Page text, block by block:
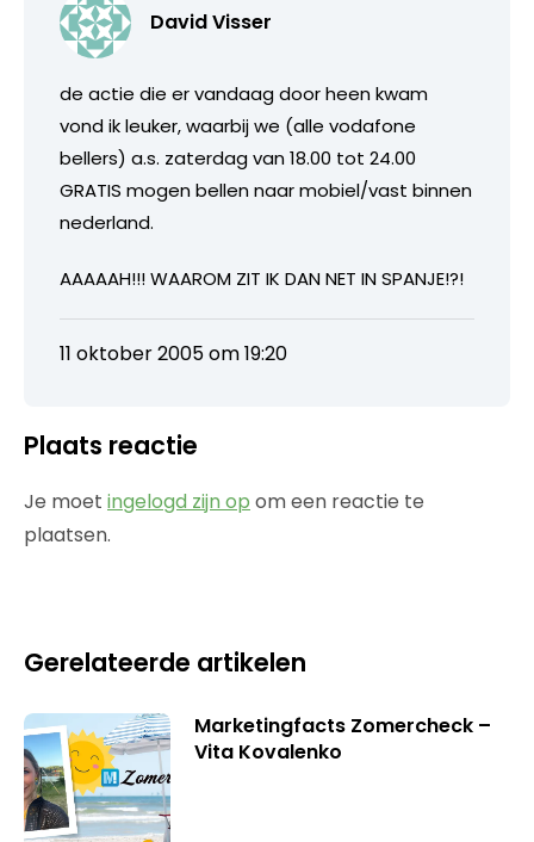
David Visser
de actie die er vandaag door heen kwam
vond ik leuker, waarbij we (alle vodafone
bellers) a.s. zaterdag van 18.00 tot 24.00
GRATIS mogen bellen naar mobiel/vast binnen
nederland.
AAAAAH!!! WAAROM ZIT IK DAN NET IN SPANJE!?!
11 oktober 2005 om 19:20
Plaats reactie
Je moet ingelogd zijn op om een reactie te
plaatsen.
Gerelateerde artikelen
Marketingfacts Zomercheck –
Vita Kovalenko